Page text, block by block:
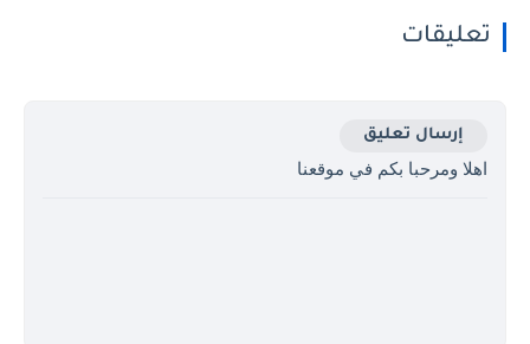
تعليقات
إرسال تعليق
اهلا ومرحبا بكم في موقعنا